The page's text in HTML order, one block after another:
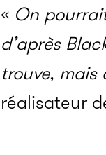
« On
d’après
trouve,
réalisateur